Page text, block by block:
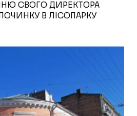
СВОГО ДИРЕКТОРА
В ЛІСОПАРКУ